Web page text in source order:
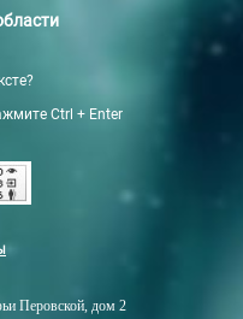
Ctrl + Enter
Перовской, дом 2